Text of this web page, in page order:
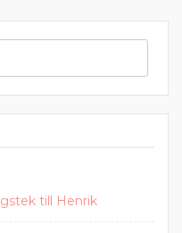
till Henrik